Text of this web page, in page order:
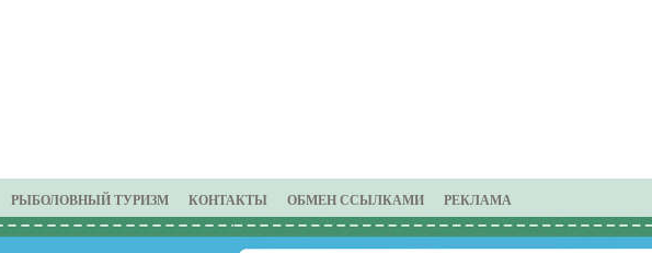
РЫБОЛОВНЫЙ ТУРИЗМ КОНТАКТЫ ОБМЕН ССЫЛКАМИ РЕКЛАМА